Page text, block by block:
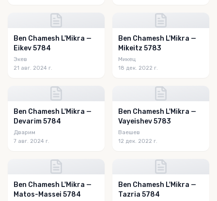
Ben Chamesh L'Mikra —
Eikev 5784
Экев
21 авг. 2024 г.
Ben Chamesh L'Mikra —
Mikeitz 5783
Микец
18 дек. 2022 г.
Ben Chamesh L'Mikra —
Devarim 5784
Дварим
7 авг. 2024 г.
Ben Chamesh L'Mikra —
Vayeishev 5783
Ваешев
12 дек. 2022 г.
Ben Chamesh L'Mikra —
Matos-Massei 5784
Ben Chamesh L'Mikra —
Tazria 5784